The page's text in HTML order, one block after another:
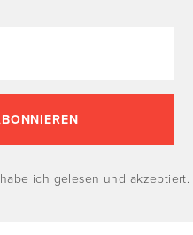
habe ich gelesen und akzeptiert.